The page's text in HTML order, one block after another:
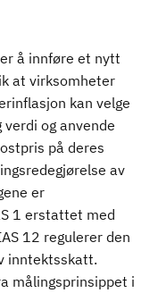
å innføre et nytt
at virksomheter
kan velge
og anvende
på deres
av
er
1 erstattet med
12 regulerer den
inntektsskatt.
målingsprinsippet i